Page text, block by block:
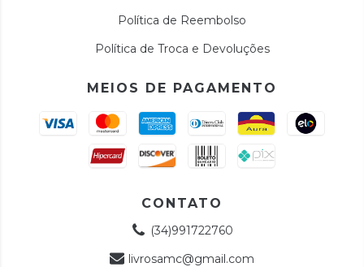
Política de Reembolso
Política de Troca e Devoluções
MEIOS DE PAGAMENTO
CONTATO
(34)991722760
livrosamc@gmail.com